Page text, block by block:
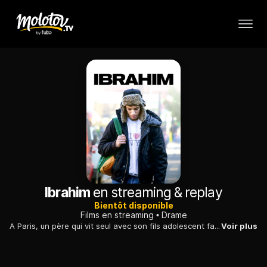
Ibrahimen streaming & replay
Bientôt disponible
Films en streaming
Drame
A Paris, un père qui vit seul avec son fils adolescent fait un gros sacrifice financier pour couvrir une bêtise du jeune homme. De son côté, celui-ci est déterminé à se racheter.Voir plus